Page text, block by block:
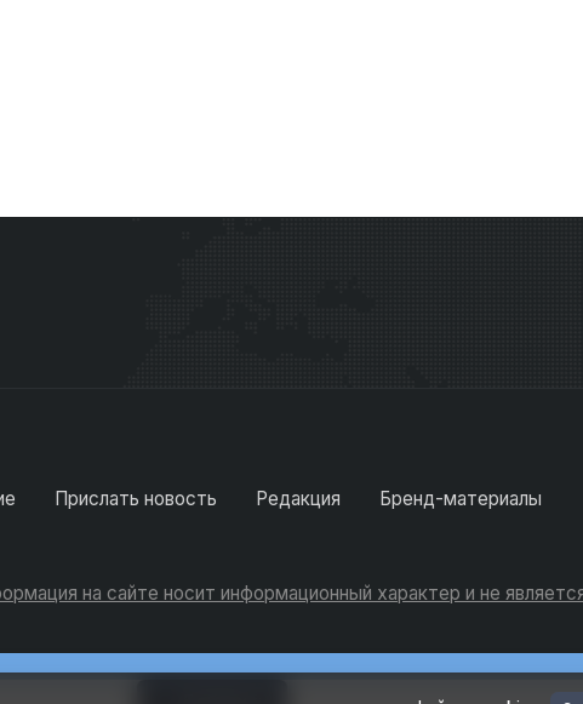
Прислать новость Редакция Бренд-материалы
на сайте носит информационный характер и не